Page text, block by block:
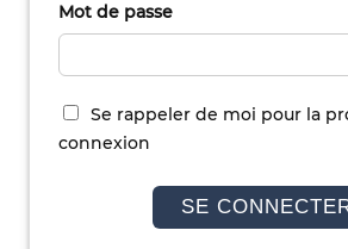
Mot de passe
Se rappeler de moi pour la
connexion
SE